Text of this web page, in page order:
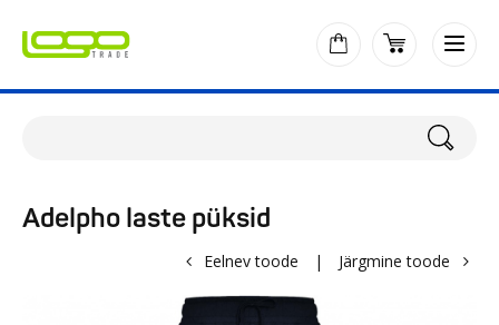
Adelpho laste püksid
Eelnev toode | Järgmine toode